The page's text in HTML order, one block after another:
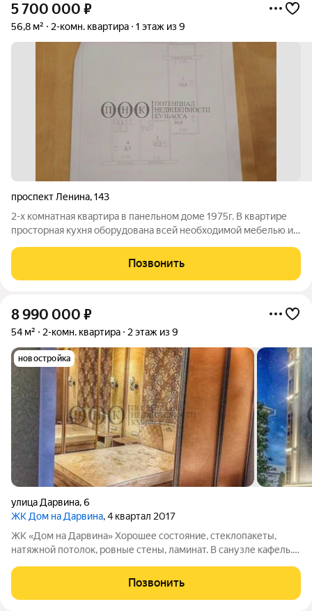
5 700 000 ₽
56,8 м² 2-комн. квартира 1 этаж из 9
проспект Ленина,143
2-х комнатная квартира в панельном доме 1975г. В квартире
просторная кухня оборудована всей необходимой мебелью и
Позвонить
8 990 000 ₽
54 м² 2-комн. квартира 2 этаж из 9
новостройка
улица Дарвина,6
ЖК Дом на Дарвина, 4 квартал 2017
ЖК «Дом на Дарвина» Хорошее состояние, стеклопакеты,
натяжной потолок, ровные стены, ламинат. В санузле кафель.
холодильник, стиральная машинка,телевизор,чайник,
микроволновка, посудомойка,
Позвонить